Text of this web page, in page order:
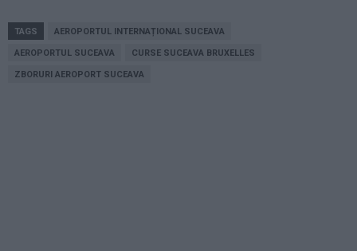
TAGS AEROPORTUL INTERNAȚIONAL SUCEAVA
AEROPORTUL SUCEAVA CURSE SUCEAVA BRUXELLES
ZBORURI AEROPORT SUCEAVA